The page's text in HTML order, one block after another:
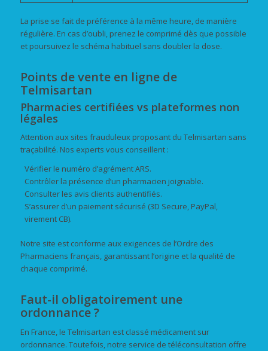
La prise se fait de préférence à la même heure, de manière
régulière. En cas d’oubli, prenez le comprimé dès que possible
et poursuivez le schéma habituel sans doubler la dose.
Points de vente en ligne de
Telmisartan
Pharmacies certifiées vs plateformes non
légales
Attention aux sites frauduleux proposant du Telmisartan sans
traçabilité. Nos experts vous conseillent :
Vérifier le numéro d’agrément ARS.
Contrôler la présence d’un pharmacien joignable.
Consulter les avis clients authentifiés.
S’assurer d’un paiement sécurisé (3D Secure, PayPal,
virement CB).
Notre site est conforme aux exigences de l’Ordre des
Pharmaciens français, garantissant l’origine et la qualité de
chaque comprimé.
Faut-il obligatoirement une
ordonnance ?
En France, le Telmisartan est classé médicament sur
ordonnance. Toutefois, notre service de téléconsultation offre